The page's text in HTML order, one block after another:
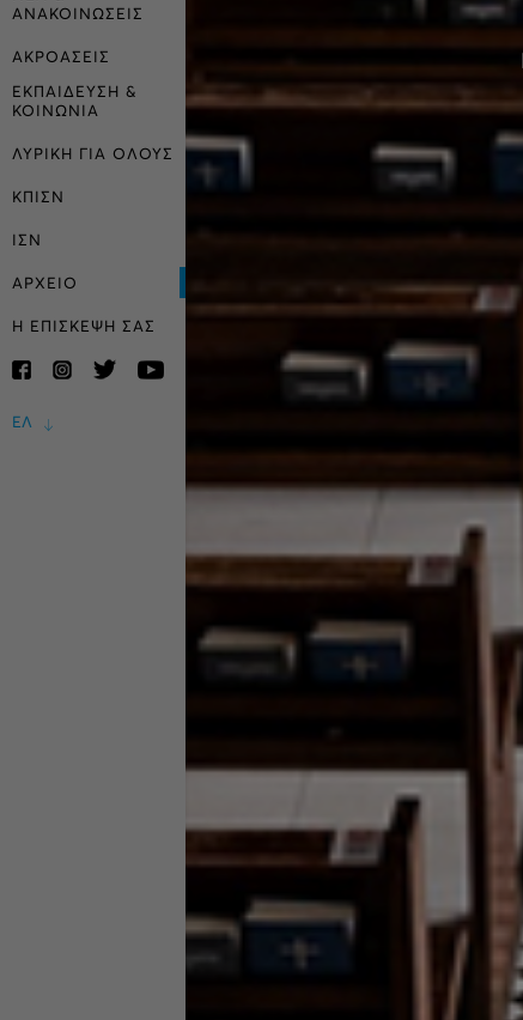
ΑΝΑΚΟΙΝΩΣΕΙΣ
ΑΚΡΟΑΣΕΙΣ
ΕΚΠΑΙΔΕΥΣΗ &
ΚΟΙΝΩΝΙΑ
ΛΥΡΙΚΗ ΓΙΑ ΟΛΟΥΣ
ΚΠΙΣΝ
ΙΣΝ
ΑΡΧΕΙΟ
Η ΕΠΙΣΚΕΨΗ ΣΑΣ
ΕΛ